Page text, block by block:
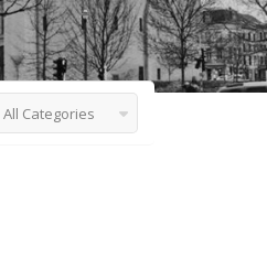
All Categories